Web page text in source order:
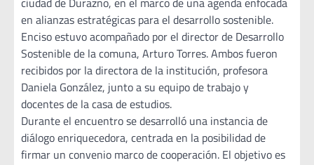
en alianzas estratégicas para el desarrollo sostenible.
Enciso estuvo acompañado por el director de Desarrollo
Sostenible de la comuna, Arturo Torres. Ambos fueron
recibidos por la directora de la institución, profesora
Daniela González, junto a su equipo de trabajo y
docentes de la casa de estudios.
Durante el encuentro se desarrolló una instancia de
diálogo enriquecedora, centrada en la posibilidad de
firmar un convenio marco de cooperación. El objetivo es